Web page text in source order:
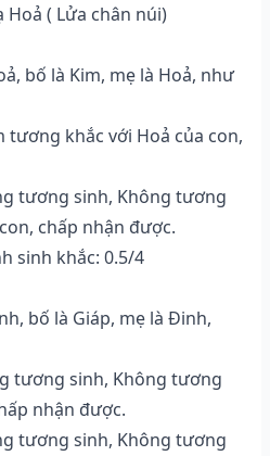
Hoả ( Lửa chân núi)
bố là Kim, mẹ là Hoả, như
tương khắc với Hoả của con,
tương sinh, Không tương
chấp nhận được.
sinh khắc: 0.5/4
bố là Giáp, mẹ là Đinh,
tương sinh, Không tương
nhận được.
tương sinh, Không tương